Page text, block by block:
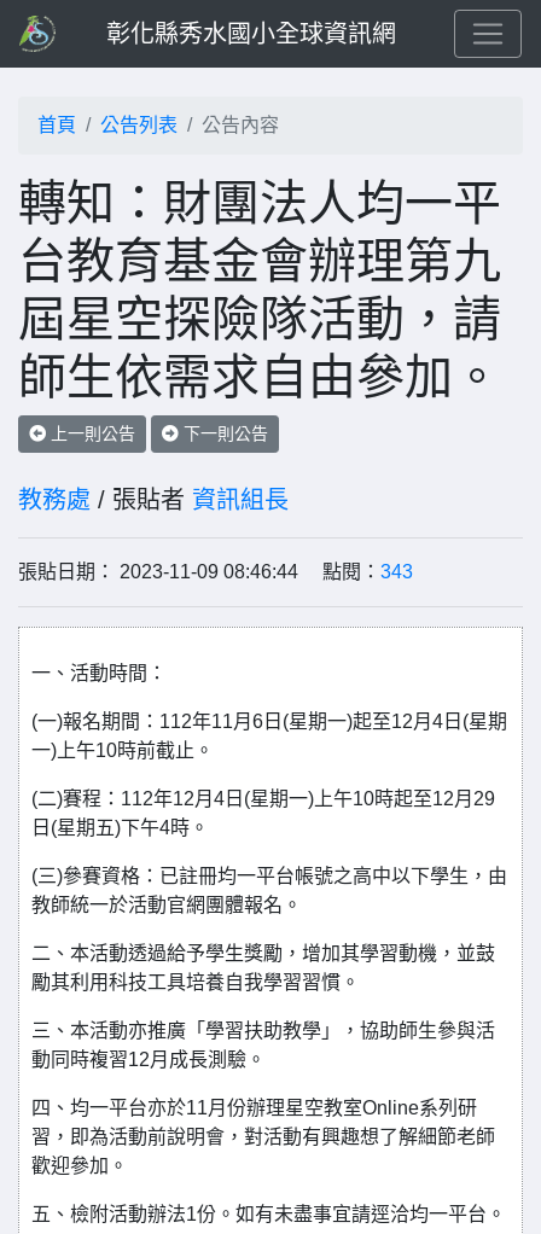
彰化縣秀水國小全球資訊網
首頁 公告列表 公告內容
轉知：財團法人均一平
台教育基金會辦理第九
屆星空探險隊活動，請
師生依需求自由參加。
上一則公告 下一則公告
教務處 / 張貼者 資訊組長
張貼日期： 2023-11-09 08:46:44 點閱： 343
一、活動時間：
(一)報名期間：112年11月6日(星期一)起至12月4日(星期
一)上午10時前截止。
(二)賽程：112年12月4日(星期一)上午10時起至12月29
日(星期五)下午4時。
(三)參賽資格：已註冊均一平台帳號之高中以下學生，由
教師統一於活動官網團體報名。
二、本活動透過給予學生獎勵，增加其學習動機，並鼓
勵其利用科技工具培養自我學習習慣。
三、本活動亦推廣「學習扶助教學」，協助師生參與活
動同時複習12月成長測驗。
四、均一平台亦於11月份辦理星空教室Online系列研
習，即為活動前說明會，對活動有興趣想了解細節老師
歡迎參加。
五、檢附活動辦法1份。如有未盡事宜請逕洽均一平台。